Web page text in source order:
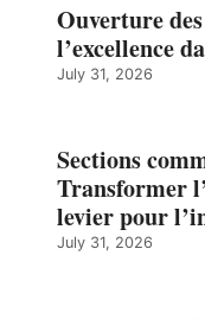
Ouverture
l’excellence
July 31, 2026
Sections
Transformer
levier pour
July 31, 2026